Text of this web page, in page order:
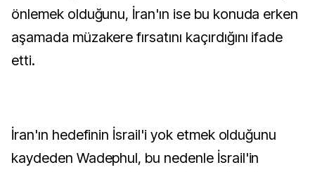
önlemek olduğunu, İran'ın ise bu konuda erken
aşamada müzakere fırsatını kaçırdığını ifade
etti.
İran'ın hedefinin İsrail'i yok etmek olduğunu
kaydeden Wadephul, bu nedenle İsrail'in